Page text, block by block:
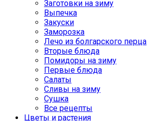
Заготовки на зиму
Выпечка
Закуски
Заморозка
Лечо из болгарского перца
Вторые блюда
Помидоры на зиму
Первые блюда
Салаты
Сливы на зиму
Сушка
Все рецепты
Цветы и растения